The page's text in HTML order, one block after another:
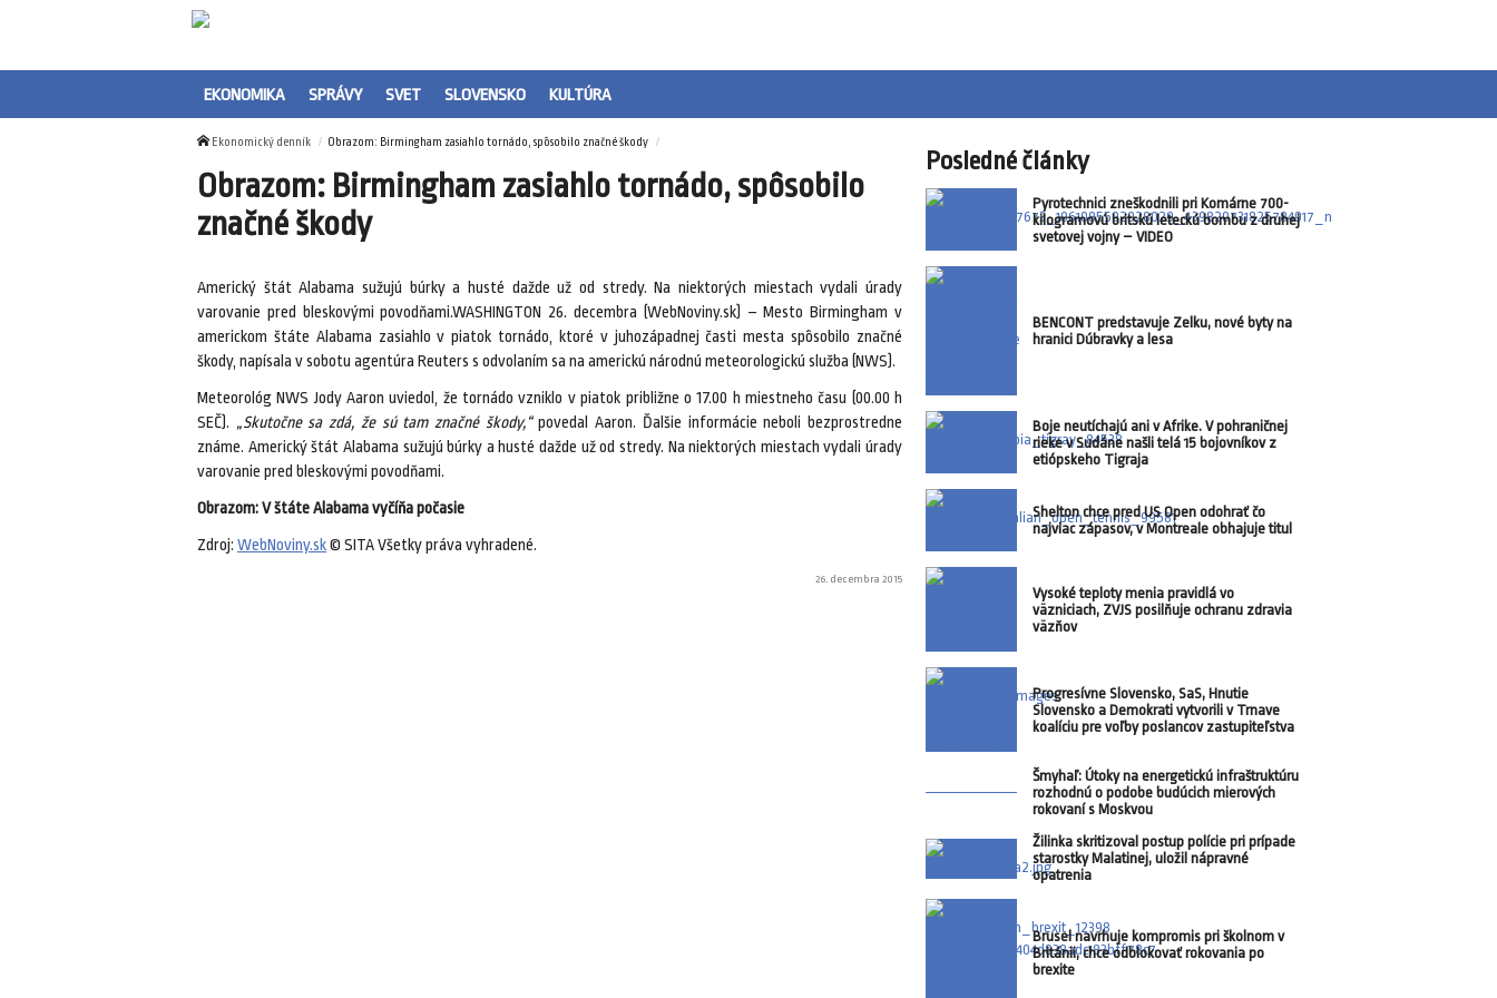
EKONOMIKA SPRÁVY SVET SLOVENSKO KULTÚRA
Ekonomický denník Obrazom: Birmingham zasiahlo tornádo, spôsobilo značné škody
Obrazom: Birmingham zasiahlo tornádo, spôsobilo
značné škody
Americký štát Alabama sužujú búrky a husté dažde už od stredy. Na niektorých miestach vydali úrady
varovanie pred bleskovými povodňami.WASHINGTON 26. decembra (WebNoviny.sk) – Mesto Birmingham v
americkom štáte Alabama zasiahlo v piatok tornádo, ktoré v juhozápadnej časti mesta spôsobilo značné
škody, napísala v sobotu agentúra Reuters s odvolaním sa na americkú národnú meteorologickú služba (NWS).
Meteorológ NWS Jody Aaron uviedol, že tornádo vzniklo v piatok približne o 17.00 h miestneho času (00.00 h
SEČ). „Skutočne sa zdá, že sú tam značné škody,“povedal Aaron. Ďalšie informácie neboli bezprostredne
známe. Americký štát Alabama sužujú búrky a husté dažde už od stredy. Na niektorých miestach vydali úrady
varovanie pred bleskovými povodňami.
Obrazom: V štáte Alabama vyčíňa počasie
Zdroj: WebNoviny.sk© SITA Všetky práva vyhradené.
26. decembra 2015
Posledné články
Pyrotechnici zneškodnili pri Komárne 700-
kilogramovú britskú leteckú bombu z druhej
svetovej vojny – VIDEO
BENCONT predstavuje Zelku, nové byty na
hranici Dúbravky a lesa
Boje neutíchajú ani v Afrike. V pohraničnej
rieke v Sudáne našli telá 15 bojovníkov z
etiópskeho Tigraja
Shelton chce pred US Open odohrať čo
najviac zápasov, v Montreale obhajuje titul
Vysoké teploty menia pravidlá vo
väzniciach, ZVJS posilňuje ochranu zdravia
väzňov
Progresívne Slovensko, SaS, Hnutie
Slovensko a Demokrati vytvorili v Trnave
koalíciu pre voľby poslancov zastupiteľstva
Šmyhaľ: Útoky na energetickú infraštruktúru
rozhodnú o podobe budúcich mierových
rokovaní s Moskvou
Žilinka skritizoval postup polície pri prípade
starostky Malatinej, uložil nápravné
opatrenia
Brusel navrhuje kompromis pri školnom v
Británii, chce odblokovať rokovania po
brexite